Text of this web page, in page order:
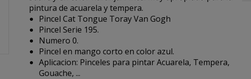
pintura de acuarela y tempera.
Pincel Cat Tongue Toray Van Gogh
Pincel Serie 195.
Numero 0.
Pincel en mango corto en color azul.
Aplicacion: Pinceles para pintar Acuarela, Tempera,
Gouache, ...